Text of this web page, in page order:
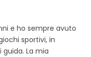
e ho sempre avuto
sportivi, in
La mia